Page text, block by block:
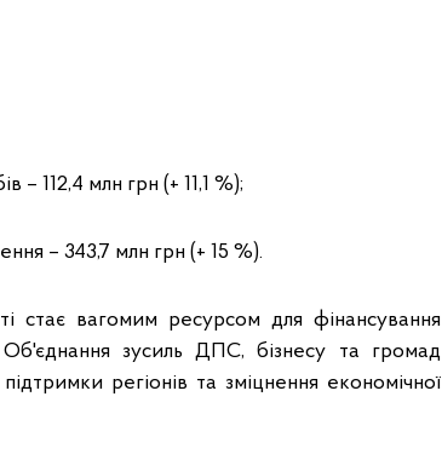
– 112,4 млн грн (+ 11,1 %);
– 343,7 млн грн (+ 15 %).
стає вагомим ресурсом для фінансування
Об'єднання зусиль ДПС, бізнесу та громад
регіонів та зміцнення економічної